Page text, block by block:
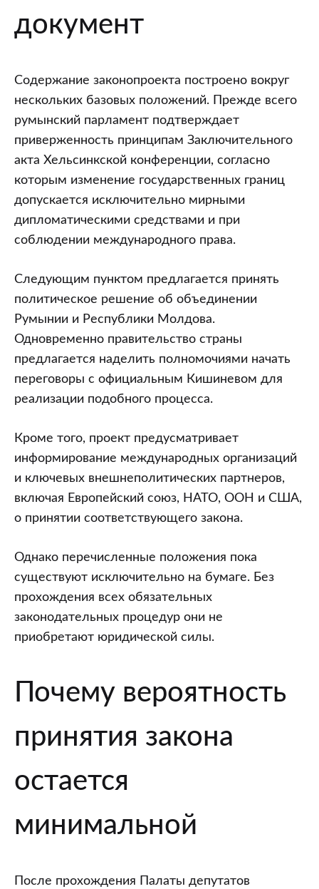
документ
Содержание законопроекта построено вокруг
нескольких базовых положений. Прежде всего
румынский парламент подтверждает
приверженность принципам Заключительного
акта Хельсинкской конференции, согласно
которым изменение государственных границ
допускается исключительно мирными
дипломатическими средствами и при
соблюдении международного права.
Следующим пунктом предлагается принять
политическое решение об объединении
Румынии и Республики Молдова.
Одновременно правительство страны
предлагается наделить полномочиями начать
переговоры с официальным Кишиневом для
реализации подобного процесса.
Кроме того, проект предусматривает
информирование международных организаций
и ключевых внешнеполитических партнеров,
включая Европейский союз, НАТО, ООН и США,
о принятии соответствующего закона.
Однако перечисленные положения пока
существуют исключительно на бумаге. Без
прохождения всех обязательных
законодательных процедур они не
приобретают юридической силы.
Почему вероятность
принятия закона
остается
минимальной
После прохождения Палаты депутатов